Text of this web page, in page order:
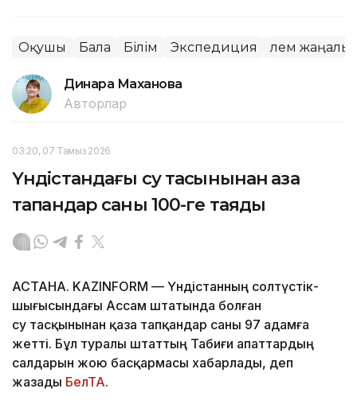
Оқушы Бала Білім Экспедиция Әлем
Динара Маханова
Авторлар
03:20, 07 Тамыз 2026
Үндістандағы су тасқынынан қаза
тапқандар саны 100-ге таяды
АСТАНА. KAZINFORM — Үндістанның солтүстік-
шығысындағы Ассам штатында болған
су тасқынынан қаза тапқандар саны 97 адамға
жетті. Бұл туралы штаттың Табиғи апаттардың
салдарын жою басқармасы хабарлады, деп
жазады БелТА.